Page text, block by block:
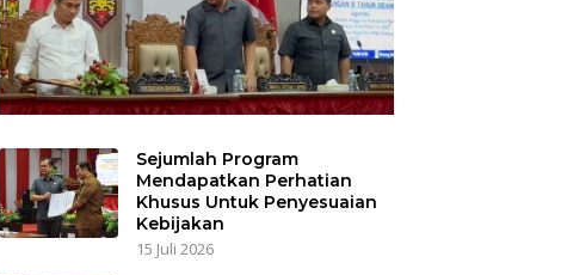
Sejumlah Program
Mendapatkan Perhatian
Khusus Untuk Penyesuaian
Kebijakan
15 Juli 2026